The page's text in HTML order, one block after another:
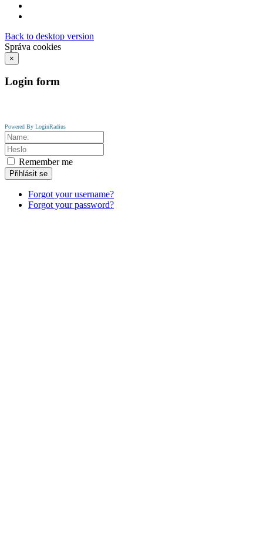
Back to desktop version
Správa cookies
×
Login form
Powered By LoginRadius
Remember me
Přihlásit se
Forgot your username?
Forgot your password?